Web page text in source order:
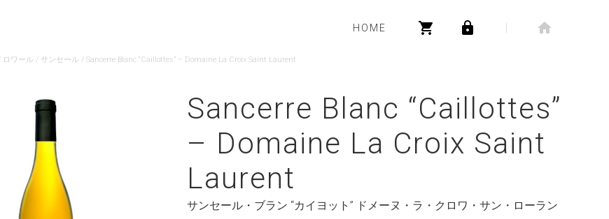
HOME
ロワール/ サンセール/ Sancerre Blanc “Caillottes” – Domaine La Croix Saint Laurent
Sancerre Blanc “Caillottes”
– Domaine La Croix Saint
Laurent
サンセール・ブラン “カイヨット” ドメーヌ・ラ・クロワ・サン・ローラン